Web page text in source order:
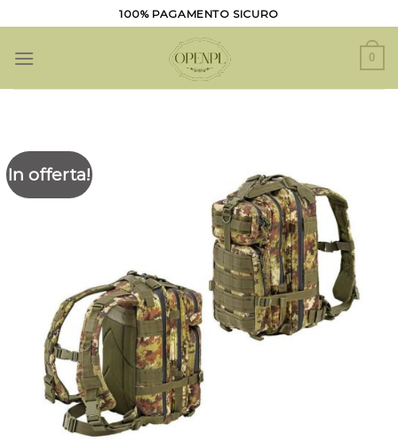
ai
contenuti
100% PAGAMENTO SICURO
0
In offerta!